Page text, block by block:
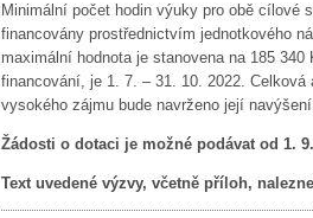
Minimální počet hodin výuky pro obě cílové
financovány prostřednictvím jednotkového
maximální hodnota je stanovena na 185
financování, je 1. 7. – 31. 10. 2022.
vysokého zájmu bude navrženo její
Žádosti o dotaci je možné podávat od 1.
Text uvedené výzvy, včetně příloh,